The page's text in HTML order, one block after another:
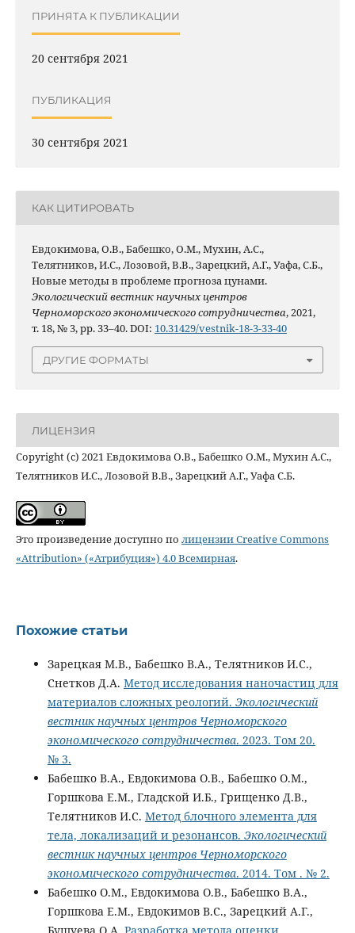
ПРИНЯТА К ПУБЛИКАЦИИ
20 сентября 2021
ПУБЛИКАЦИЯ
30 сентября 2021
КАК ЦИТИРОВАТЬ
Евдокимова, О.В., Бабешко, О.М., Мухин, А.С.,
Телятников, И.С., Лозовой, В.В., Зарецкий, А.Г., Уафа, С.Б.,
Новые методы в проблеме прогноза цунами.
Экологический вестник научных центров
Черноморского экономического сотрудничества, 2021,
т. 18, № 3, pp. 33–40. DOI: 10.31429/vestnik-18-3-33-40
ДРУГИЕ ФОРМАТЫ
ЛИЦЕНЗИЯ
Copyright (c) 2021 Евдокимова О.В., Бабешко О.М., Мухин А.С.,
Телятников И.С., Лозовой В.В., Зарецкий А.Г., Уафа С.Б.
Это произведение доступно по лицензии Creative Commons
«Attribution» («Атрибуция») 4.0 Всемирная.
Похожие статьи
Зарецкая М.В., Бабешко В.А., Телятников И.С.,
Снетков Д.А. Метод исследования наночастиц для
материалов сложных реологий. Экологический
вестник научных центров Черноморского
экономического сотрудничества. 2023. Том 20.
№ 3.
Бабешко В.А., Евдокимова О.В., Бабешко О.М.,
Горшкова Е.М., Гладской И.Б., Грищенко Д.В.,
Телятников И.С. Метод блочного элемента для
тела, локализаций и резонансов. Экологический
вестник научных центров Черноморского
экономического сотрудничества. 2014. Том . № 2.
Бабешко О.М., Евдокимова О.В., Бабешко В.А.,
Горшкова Е.М., Евдокимов В.С., Зарецкий А.Г.,